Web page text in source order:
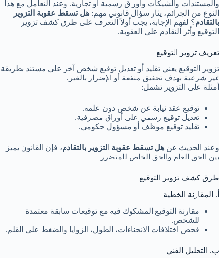
والمستندات والشيكات وأوراق رسمية أو تجارية. وعند التعامل مع هذا
النوع من الجرائم، يثار سؤال قانوني مهم: هل تسقط عقوبة التزوير
بالتقادم؟ لفهم الإجابة، يجب أولاً التعرف على طرق كشف تزوير
التوقيع وأثر التقادم على العقوبة.
تعريف تزوير التوقيع
تزوير التوقيع يعني تقليد أو تعديل توقيع شخص آخر على مستند بطريقة
غير شرعية بهدف تحقيق منفعة أو الإضرار بالغير.
أمثلة على التزوير تشمل:
توقيع عقد نيابة عن شخص دون علمه.
تعديل توقيع رسمي على أوراق مصرفية.
تقليد توقيع موظف أو مسؤول حكومي.
وعند الحديث عن هل تسقط عقوبة التزوير بالتقادم، فإن القانون يميز
بين الحق العام والحق الخاص للمتضرر.
طرق كشف تزوير التوقيع
أ. المقارنة الخطية
مقارنة التوقيع المشكوك فيه مع توقيعات سابقة معتمدة
للشخص.
فحص اختلافات الانحناءات، الطول، الزوايا والضغط على القلم.
ب. التحليل الفني